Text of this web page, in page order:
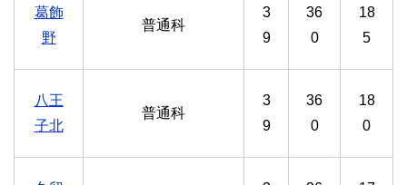
葛飾
野
普通科
3
9
36
0
18
5
八王
子北
普通科
3
9
36
0
18
0